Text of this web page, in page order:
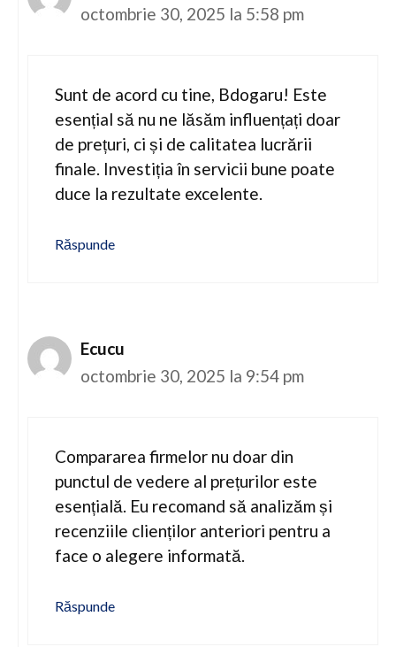
octombrie 30, 2025 la 5:58 pm
Sunt de acord cu tine, Bdogaru! Este
esențial să nu ne lăsăm influențați doar
de prețuri, ci și de calitatea lucrării
finale. Investiția în servicii bune poate
duce la rezultate excelente.
Răspunde
Ecucu
octombrie 30, 2025 la 9:54 pm
Compararea firmelor nu doar din
punctul de vedere al prețurilor este
esențială. Eu recomand să analizăm și
recenziile clienților anteriori pentru a
face o alegere informată.
Răspunde